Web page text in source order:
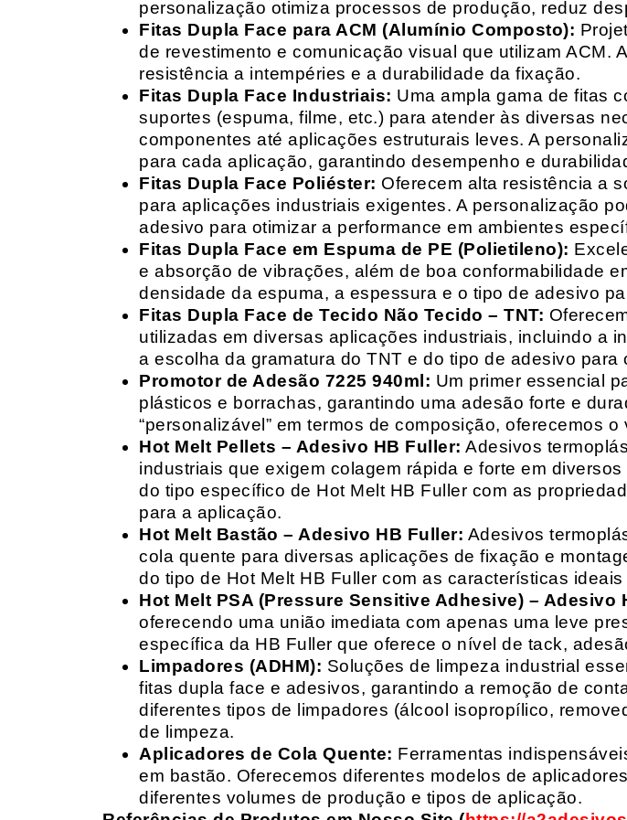
personalização otimiza processos de produção, reduz
Fitas Dupla Face para ACM (Alumínio Composto):
de revestimento e comunicação visual que utilizam ACM.
resistência a intempéries e a durabilidade da fixação.
Fitas Dupla Face Industriais: Uma ampla gama de fitas
suportes (espuma, filme, etc.) para atender às diversas
componentes até aplicações estruturais leves. A
para cada aplicação, garantindo desempenho e
Fitas Dupla Face Poliéster: Oferecem alta resistência a
para aplicações industriais exigentes. A personalização
adesivo para otimizar a performance em ambientes
Fitas Dupla Face em Espuma de PE (Polietileno):
e absorção de vibrações, além de boa conformabilidade
densidade da espuma, a espessura e o tipo de adesivo
Fitas Dupla Face de Tecido Não Tecido – TNT:
utilizadas em diversas aplicações industriais, incluindo a
a escolha da gramatura do TNT e do tipo de adesivo para
Promotor de Adesão 7225 940ml: Um primer essencial
plásticos e borrachas, garantindo uma adesão forte e
“personalizável” em termos de composição, oferecemos
Hot Melt Pellets – Adesivo HB Fuller: Adesivos
industriais que exigem colagem rápida e forte em
do tipo específico de Hot Melt HB Fuller com as
para a aplicação.
Hot Melt Bastão – Adesivo HB Fuller: Adesivos
cola quente para diversas aplicações de fixação e
do tipo de Hot Melt HB Fuller com as características
Hot Melt PSA (Pressure Sensitive Adhesive) – Adesivo
oferecendo uma união imediata com apenas uma leve
específica da HB Fuller que oferece o nível de tack,
Limpadores (ADHM): Soluções de limpeza industrial
fitas dupla face e adesivos, garantindo a remoção de
diferentes tipos de limpadores (álcool isopropílico,
de limpeza.
Aplicadores de Cola Quente: Ferramentas
em bastão. Oferecemos diferentes modelos de
diferentes volumes de produção e tipos de aplicação.